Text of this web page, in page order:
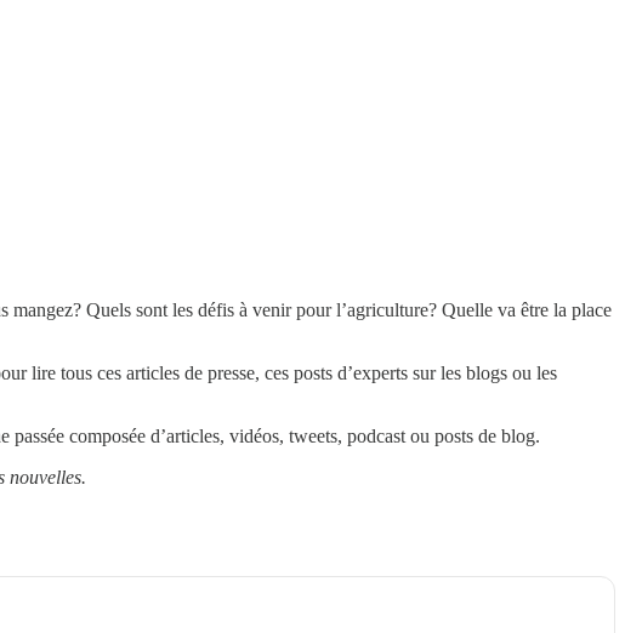
Quels sont les défis à venir pour l’agriculture? Quelle va être la place
lire tous ces articles de presse, ces posts d’experts sur les blogs ou les
composée d’articles, vidéos, tweets, podcast ou posts de blog.
nouvelles.